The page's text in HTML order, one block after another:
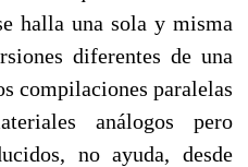
halla una sola y misma
diferentes de una
compilaciones paralelas
análogos pero
no ayuda, desde